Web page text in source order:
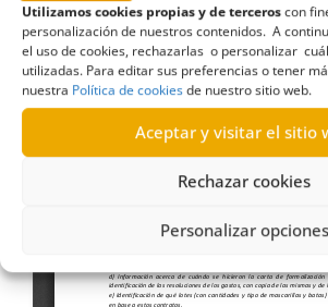
Utilizamos cookies propias y de terceroscon
personalización de nuestros contenidos. A
el uso de cookies, rechazarlas o personalizar
utilizadas. Para editar sus preferencias o tener
nuestra Política de cookiesde nuestro sitio web.
Aceptar y visitar el sitio
Rechazar cookies
Personalizar opciones